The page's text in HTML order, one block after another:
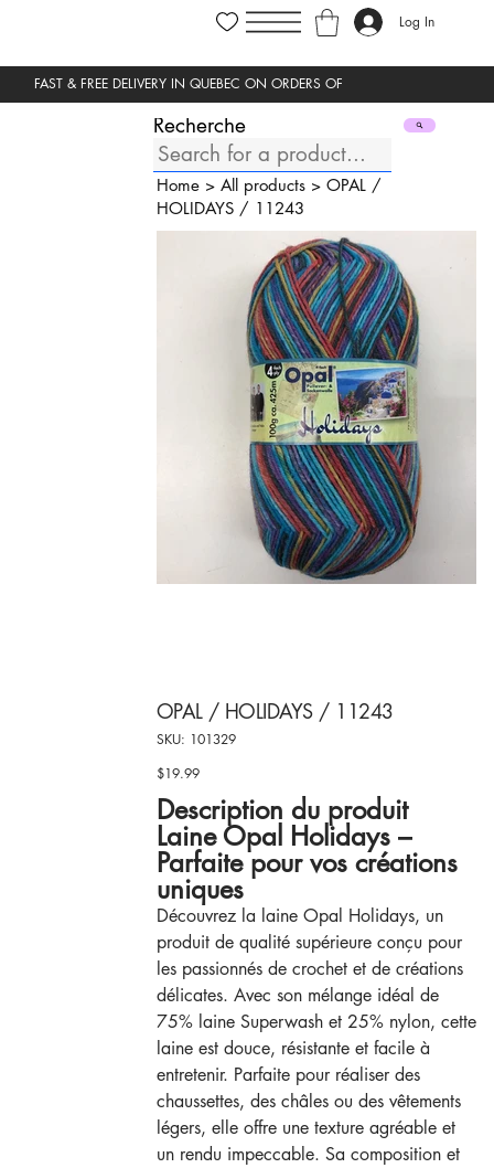
Log In
Recherche
Home> All products> OPAL /
HOLIDAYS / 11243
OPAL / HOLIDAYS / 11243
SKU:
SKU
101329
101329
Price
$19.99
Description du produit
Laine Opal Holidays –
Parfaite pour vos créations
uniques
Découvrez la laine Opal Holidays, un
produit de qualité supérieure conçu pour
les passionnés de crochet et de créations
délicates. Avec son mélange idéal de
75% laine Superwash et 25% nylon, cette
laine est douce, résistante et facile à
entretenir. Parfaite pour réaliser des
chaussettes, des châles ou des vêtements
légers, elle offre une texture agréable et
un rendu impeccable. Sa composition et